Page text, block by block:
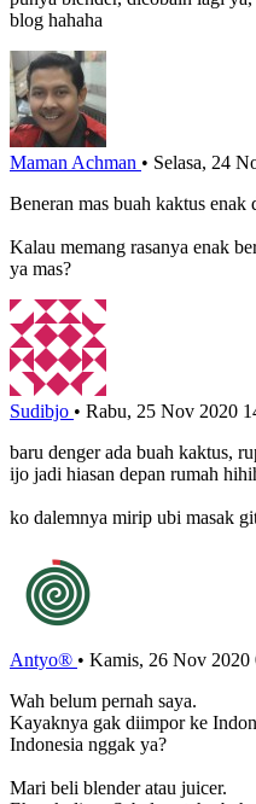
blog hahaha
Maman Achman • Selasa, 24
Beneran mas buah kaktus enak
Kalau memang rasanya enak
ya mas?
Sudibjo • Rabu, 25 Nov 2020
baru denger ada buah kaktus,
ijo jadi hiasan depan rumah
ko dalemnya mirip ubi masak
Antyo® • Kamis, 26 Nov 2020
Wah belum pernah saya.
Kayaknya gak diimpor ke
Indonesia nggak ya?
Mari beli blender atau juicer.